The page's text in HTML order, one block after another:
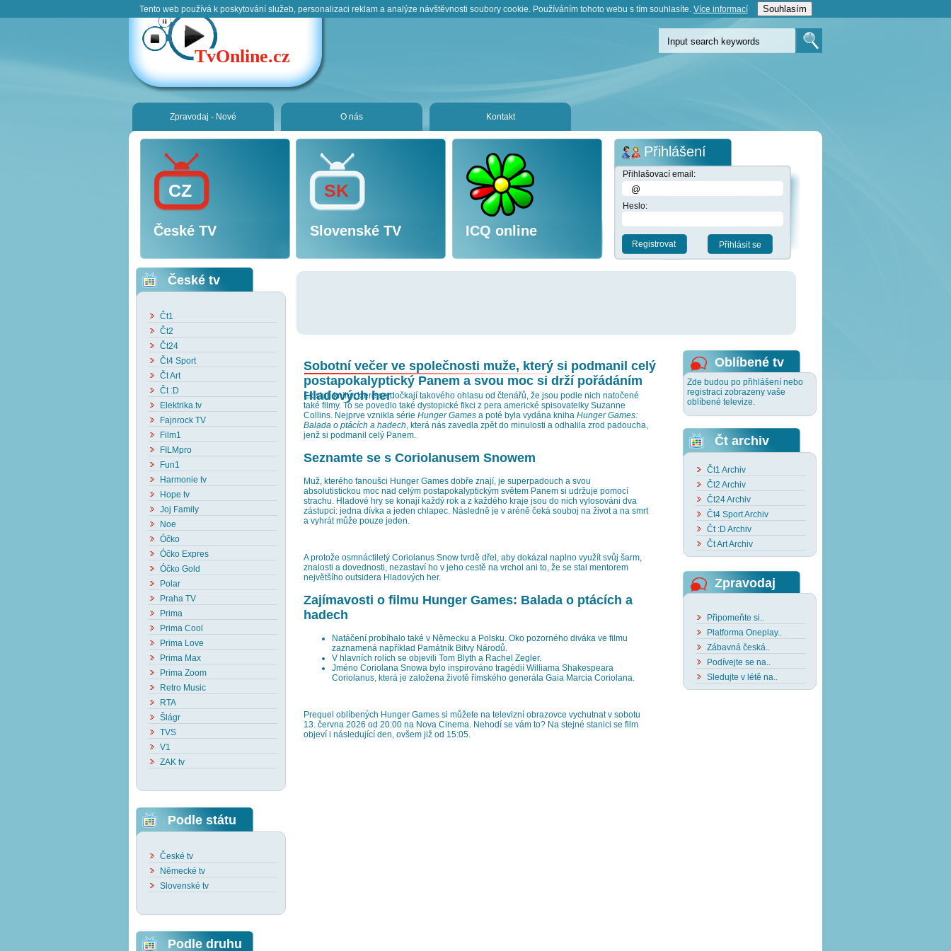
Tento web používá k poskytování služeb, personalizaci reklam a analýze návštěvnosti soubory cookie. Používáním tohoto webu s tím souhlasíte. Více informací­ Souhlasím
TvOnline.cz
Zpravodaj - Nové O nás Kontakt
České TV Slovenské TV ICQ online
CZ SK
Přihlášení
Přihlašovací email:
Heslo:
Registrovat
České tv
Čt1
Čt2
Čt24
Čt4 Sport
Čt Art
Čt :D
Elektrika.tv
Fajnrock TV
Film1
FILMpro
Fun1
Harmonie tv
Hope tv
Joj Family
Noe
Óčko
Óčko Expres
Óčko Gold
Polar
Praha TV
Prima
Prima Cool
Prima Love
Prima Max
Prima Zoom
Retro Music
RTA
Šlágr
TVS
V1
ZAK tv
Podle státu
České tv
Německé tv
Slovenské tv
Podle druhu
Oblíbené tv
Zde budou po přihlášení nebo
registraci zobrazeny vaše
oblíbené televize.
Čt archiv
Čt1 Archiv
Čt2 Archiv
Čt24 Archiv
Čt4 Sport Archiv
Čt :D Archiv
Čt Art Archiv
Zpravodaj
Připomeňte si..
Platforma Oneplay..
Zábavná česká..
Podívejte se na..
Sledujte v létě na..
Sobotní večer ve společnosti muže, který si podmanil celý
postapokalyptický Panem a svou moc si drží pořádáním
Hladových her
Existují knihy, které se dočkají takového ohlasu od čtenářů, že jsou podle nich natočené
také filmy. To se povedlo také dystopické fikci z pera americké spisovatelky Suzanne
Collins. Nejprve vznikla série Hunger Games a poté byla vydána kniha Hunger Games:
Balada o ptácích a hadech, která nás zavedla zpět do minulosti a odhalila zrod padoucha,
jenž si podmanil celý Panem.
Seznamte se s Coriolanusem Snowem
Muž, kterého fanoušci Hunger Games dobře znají, je superpadouch a svou
absolutistickou moc nad celým postapokalyptickým světem Panem si udržuje pomocí
strachu. Hladové hry se konají každý rok a z každého kraje jsou do nich vylosováni dva
zástupci: jedna dívka a jeden chlapec. Následně je v aréně čeká souboj na život a na smrt
a vyhrát může pouze jeden.
A protože osmnáctiletý Coriolanus Snow tvrdě dřel, aby dokázal naplno využít svůj šarm,
znalosti a dovednosti, nezastaví ho v jeho cestě na vrchol ani to, že se stal mentorem
největšího outsidera Hladových her.
Zajímavosti o filmu Hunger Games: Balada o ptácích a
hadech
Natáčení probíhalo také v Německu a Polsku. Oko pozorného diváka ve filmu
zaznamená například Památník Bitvy Národů.
V hlavních rolích se objevili Tom Blyth a Rachel Zegler.
Jméno Coriolana Snowa bylo inspirováno tragédií Williama Shakespeara
Coriolanus, která je založena životě římského generála Gaia Marcia Coriolana.
Prequel oblíbených Hunger Games si můžete na televizní obrazovce vychutnat v sobotu
13. června 2026 od 20:00 na Nova Cinema. Nehodí se vám to? Na stejné stanici se film
objeví i následující den, ovšem již od 15:05.